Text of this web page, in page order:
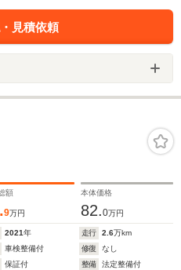
見積依頼
額
9万円
本体価格
82.0万円
2021年 走行 2.6万km
車検整備付 修復
なし
保証付 整備
法定整備付